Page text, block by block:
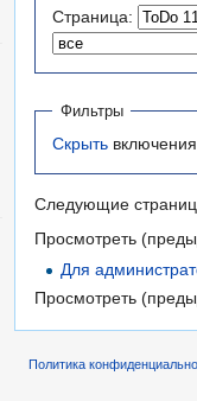
навигации
поиску
Страница:
Фильтры
Скрыть
Следующие
Просмотреть
Для
Просмотреть
Политика